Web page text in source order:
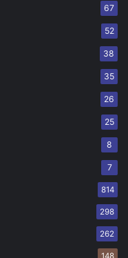
67
52
38
35
26
25
8
7
814
298
262
148